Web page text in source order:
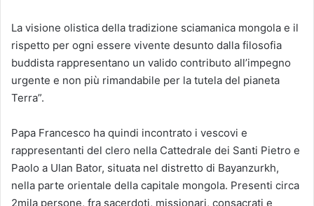
La visione olistica della tradizione sciamanica mongola e il
rispetto per ogni essere vivente desunto dalla filosofia
buddista rappresentano un valido contributo all’impegno
urgente e non più rimandabile per la tutela del pianeta
Terra”.
Papa Francesco ha quindi incontrato i vescovi e
rappresentanti del clero nella Cattedrale dei Santi Pietro e
Paolo a Ulan Bator, situata nel distretto di Bayanzurkh,
nella parte orientale della capitale mongola. Presenti circa
2mila persone, fra sacerdoti, missionari, consacrati e